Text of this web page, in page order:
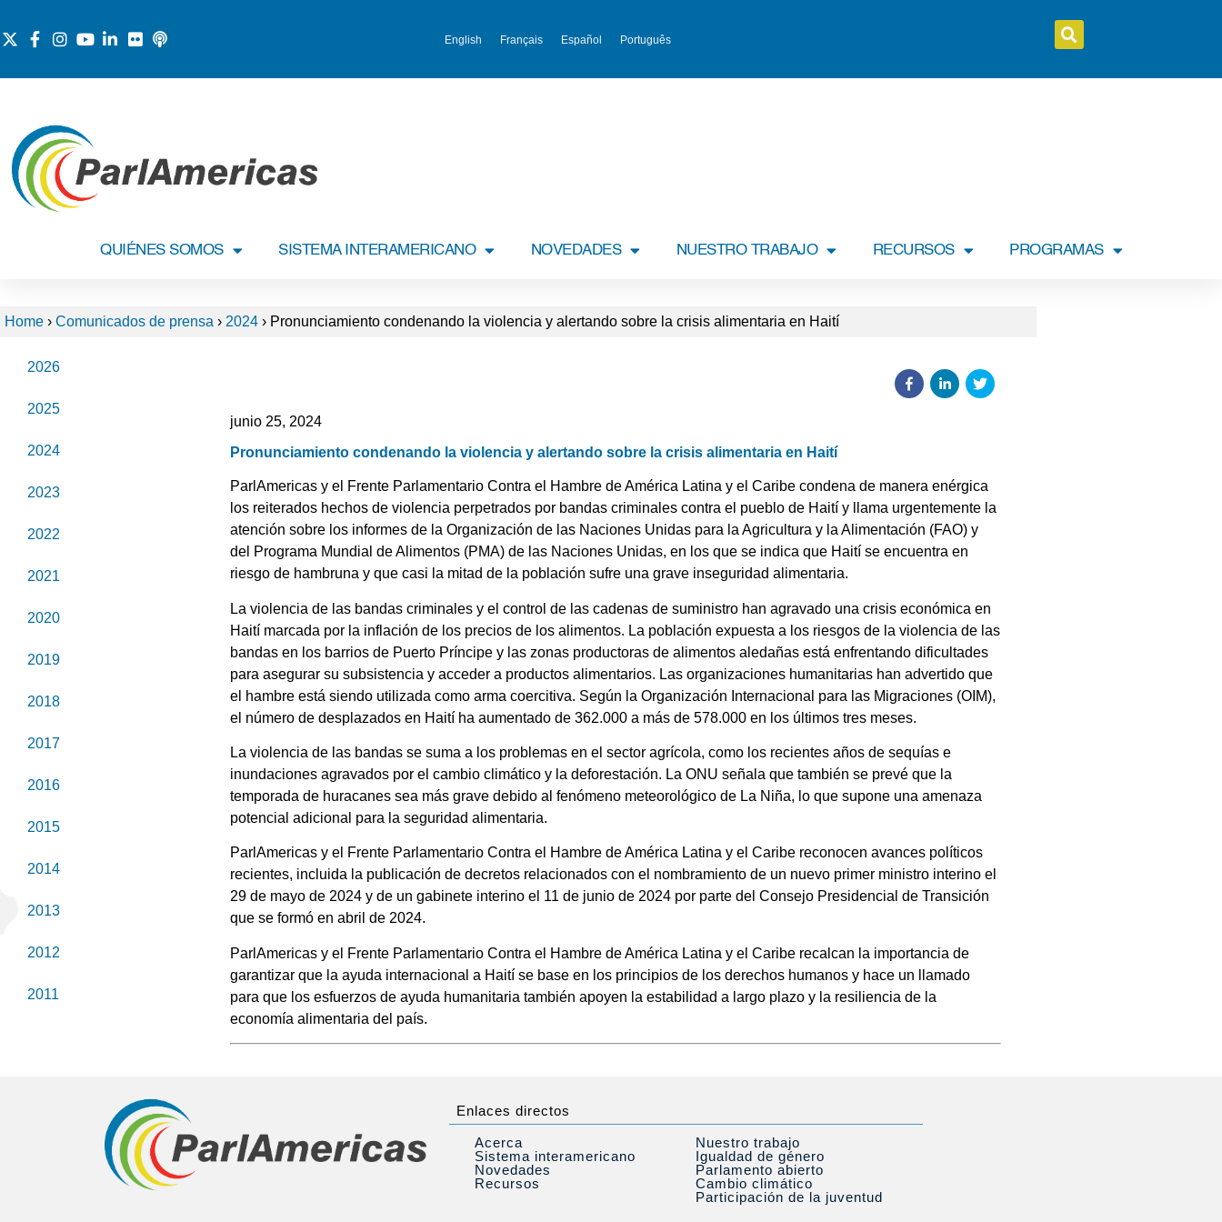
English Français Español Português
QUIÉNES SOMOS SISTEMA INTERAMERICANO NOVEDADES NUESTRO TRABAJO RECURSOS PROGRAMAS
Home › Comunicados de prensa › 2024 › Pronunciamiento condenando la violencia y alertando sobre la crisis alimentaria en Haití
2026
2025
2024
2023
2022
2021
2020
2019
2018
2017
2016
2015
2014
2013
2012
2011
junio 25, 2024
Pronunciamiento condenando la violencia y alertando sobre la crisis alimentaria en Haití
ParlAmericas y el Frente Parlamentario Contra el Hambre de América Latina y el Caribe condena de manera enérgica
los reiterados hechos de violencia perpetrados por bandas criminales contra el pueblo de Haití y llama urgentemente la
atención sobre los informes de la Organización de las Naciones Unidas para la Agricultura y la Alimentación (FAO) y
del Programa Mundial de Alimentos (PMA) de las Naciones Unidas, en los que se indica que Haití se encuentra en
riesgo de hambruna y que casi la mitad de la población sufre una grave inseguridad alimentaria.
La violencia de las bandas criminales y el control de las cadenas de suministro han agravado una crisis económica en
Haití marcada por la inflación de los precios de los alimentos. La población expuesta a los riesgos de la violencia de las
bandas en los barrios de Puerto Príncipe y las zonas productoras de alimentos aledañas está enfrentando dificultades
para asegurar su subsistencia y acceder a productos alimentarios. Las organizaciones humanitarias han advertido que
el hambre está siendo utilizada como arma coercitiva. Según la Organización Internacional para las Migraciones (OIM),
el número de desplazados en Haití ha aumentado de 362.000 a más de 578.000 en los últimos tres meses.
La violencia de las bandas se suma a los problemas en el sector agrícola, como los recientes años de sequías e
inundaciones agravados por el cambio climático y la deforestación. La ONU señala que también se prevé que la
temporada de huracanes sea más grave debido al fenómeno meteorológico de La Niña, lo que supone una amenaza
potencial adicional para la seguridad alimentaria.
ParlAmericas y el Frente Parlamentario Contra el Hambre de América Latina y el Caribe reconocen avances políticos
recientes, incluida la publicación de decretos relacionados con el nombramiento de un nuevo primer ministro interino el
29 de mayo de 2024 y de un gabinete interino el 11 de junio de 2024 por parte del Consejo Presidencial de Transición
que se formó en abril de 2024.
ParlAmericas y el Frente Parlamentario Contra el Hambre de América Latina y el Caribe recalcan la importancia de
garantizar que la ayuda internacional a Haití se base en los principios de los derechos humanos y hace un llamado
para que los esfuerzos de ayuda humanitaria también apoyen la estabilidad a largo plazo y la resiliencia de la
economía alimentaria del país.
Enlaces directos
Acerca
Sistema interamericano
Novedades
Recursos
Nuestro trabajo
Igualdad de género
Parlamento abierto
Cambio climático
Participación de la juventud